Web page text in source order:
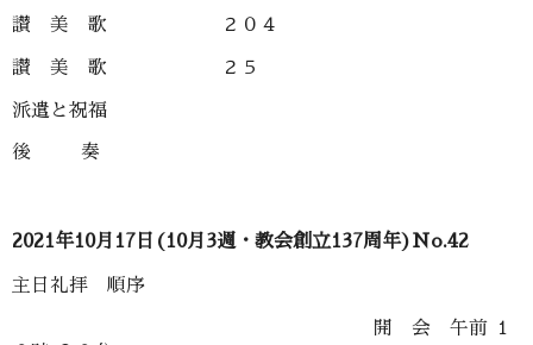
讃 美 歌 ２０４
讃 美 歌 ２５
派遣と祝福
後 奏
2021年10月17日(10月3週・教会創立137周年)No.42
主日礼拝 順序
開 会 午前 １